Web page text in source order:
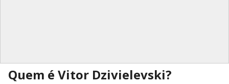
Quem é Vitor Dzivielevski?